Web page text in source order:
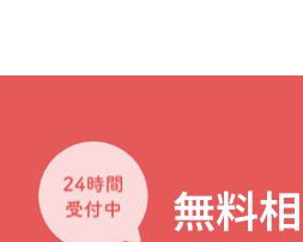
無料